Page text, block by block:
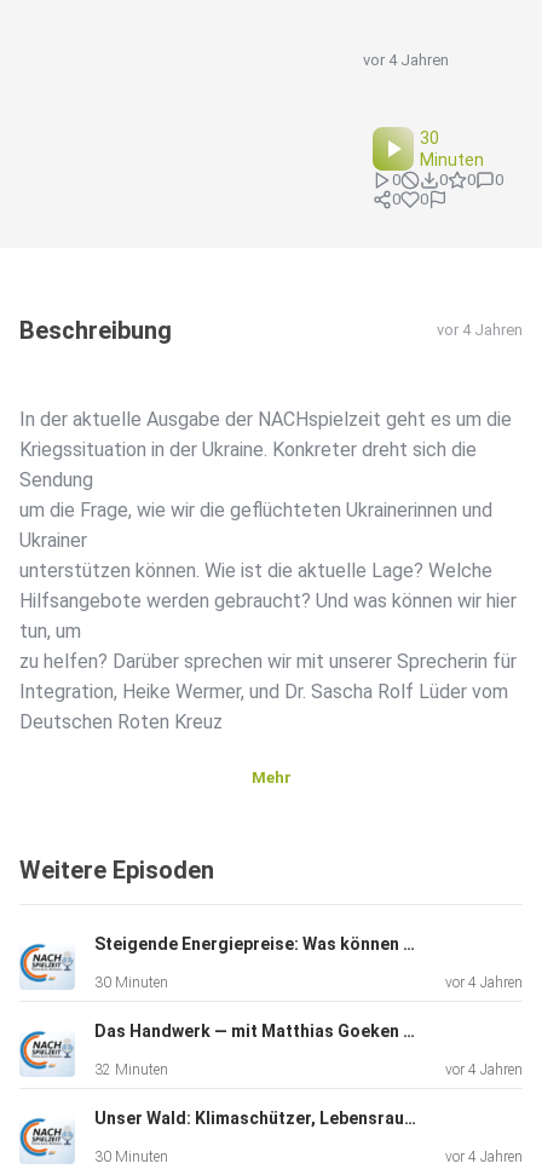
vor 4 Jahren
30
Minuten
0 0 0
0
0
0
Beschreibung vor 4 Jahren
In der aktuelle Ausgabe der NACHspielzeit geht es um die
Kriegssituation in der Ukraine. Konkreter dreht sich die
Sendung
um die Frage, wie wir die geflüchteten Ukrainerinnen und
Ukrainer
unterstützen können. Wie ist die aktuelle Lage? Welche
Hilfsangebote werden gebraucht? Und was können wir hier
tun, um
zu helfen? Darüber sprechen wir mit unserer Sprecherin für
Integration, Heike Wermer, und Dr. Sascha Rolf Lüder vom
Deutschen Roten Kreuz
Mehr
Weitere Episoden
Steigende Energiepreise: Was können wir tun um zu entlasten? — mit Dr. Christian Untrieser & Holger Gassner
30 Minuten vor 4 Jahren
Das Handwerk — mit Matthias Goeken & Andreas Ehlert
32 Minuten vor 4 Jahren
Unser Wald: Klimaschützer, Lebensraum & Rohstoff — mit Rainer Deppe & Berno von Landsberg-Velen
30 Minuten vor 4 Jahren